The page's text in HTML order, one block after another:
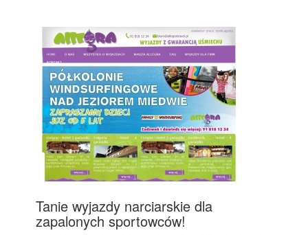
Tanie wyjazdy narciarskie dla
zapalonych sportowców!